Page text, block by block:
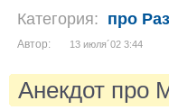
Категория: про
Автор: 13 июля´02 3:44
Анекдот про